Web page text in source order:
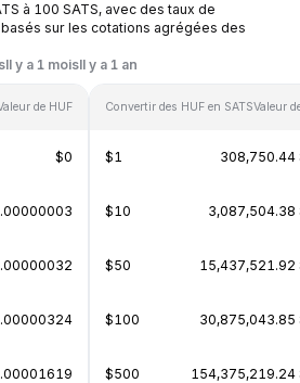
à 100 SATS, avec des taux de
sur les cotations agrégées des
Il y a 1 moisIl y a 1 an
de HUF
$0
Convertir des HUF en SATSValeur
$1 308,750.44
$10 3,087,504.38
$50 15,437,521.92
$100 30,875,043.85
$500 154,375,219.24